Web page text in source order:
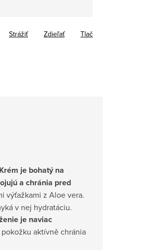
Tlač
Strážiť Zdieľať
Krém je bohatý na
a chránia pred
výťažkami z Aloe vera.
v nej hydratáciu.
je naviac
aktívně chránia